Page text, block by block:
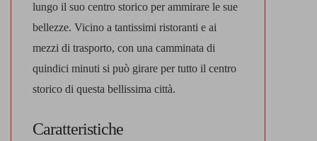
lungo il suo centro storico per ammirare le sue
bellezze. Vicino a tantissimi ristoranti e ai
mezzi di trasporto, con una camminata di
quindici minuti si può girare per tutto il centro
storico di questa bellissima città.
Caratteristiche